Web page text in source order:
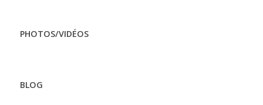
PHOTOS/VIDÉOS
BLOG